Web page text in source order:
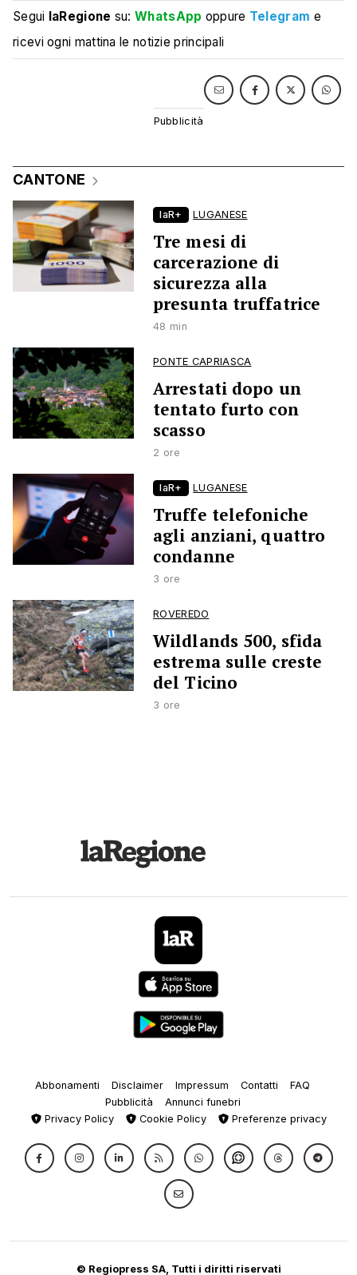
Segui laRegione su:WhatsApp oppure Telegram e
ricevi ogni mattina le notizie principali
CANTONE
laR+ LUGANESE
Tre mesi di
carcerazione di
sicurezza alla
presunta truffatrice
48 min
PONTE CAPRIASCA
Arrestati dopo un
tentato furto con
scasso
2 ore
laR+ LUGANESE
Truffe telefoniche
agli anziani, quattro
condanne
3 ore
ROVEREDO
Wildlands 500, sfida
estrema sulle creste
del Ticino
3 ore
Abbonamenti Disclaimer Impressum Contatti
FAQ
Pubblicità
Annunci funebri
Privacy Policy
Cookie Policy Preferenze privacy
© Regiopress SA, Tutti i diritti riservati